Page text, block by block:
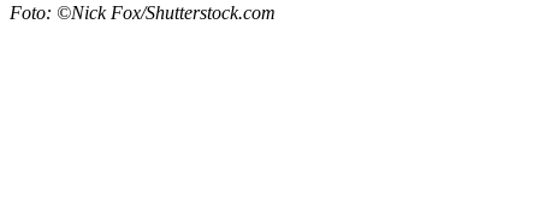
Foto: ©Nick Fox/Shutterstock.com